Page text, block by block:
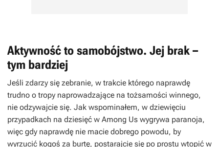
Aktywność to samobójstwo. Jej brak –
tym bardziej
Jeśli zdarzy się zebranie, w trakcie którego naprawdę
trudno o tropy naprowadzające na tożsamości winnego,
nie odzywajcie się. Jak wspominałem, w dziewięciu
przypadkach na dziesięć w Among Us wygrywa paranoja,
więc gdy naprawdę nie macie dobrego powodu, by
wyrzucić kogoś za burtę, postarajcie się po prostu wtopić w